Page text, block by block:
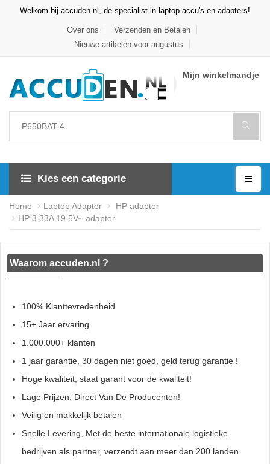
Welkom bij accuden.nl, de specialist in laptop accu's en adapters!
Over ons
Verzenden en Betalen
Nieuwe artikelen voor augustus
Mijn winkelmandje
Kies een categorie
Home Laptop Adapter
HP adapter
HP 3.33A 19.5V~ adapter
Waarom accuden.nl ?
100% Klanttevredenheid
15+ Jaar ervaring
1.000.000+ klanten
1 jaar garantie, 30 dagen niet goed, geld terug garantie !
Hoge kwaliteit, staat garant voor de kwaliteit!
Lage Prijzen, Direct Van De Producenten!
Veilig en makkelijk betalen
Snelle Levering, Met de beste internationale logistieke
bedrijven als partner, verzendt aan meer dan 200 landen